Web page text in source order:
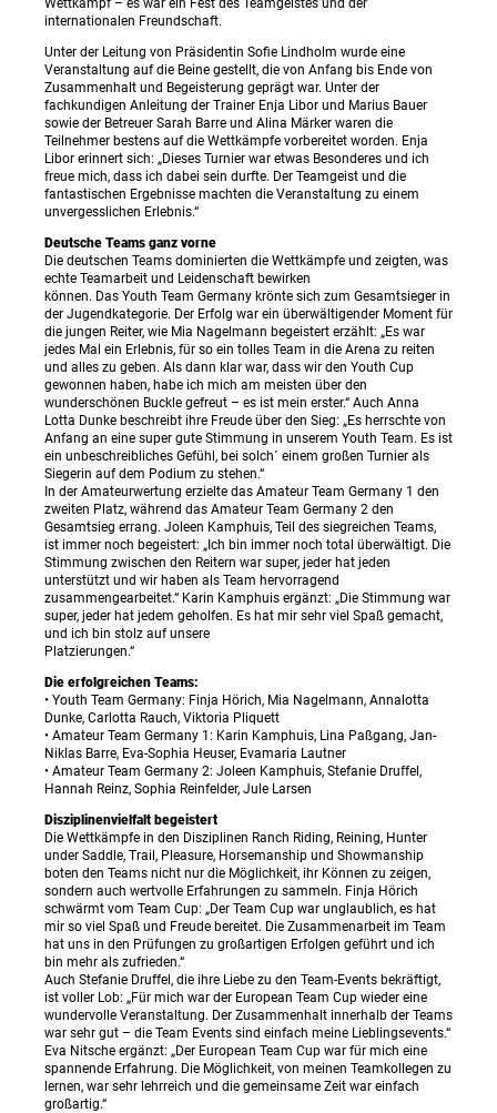
Wettkampf – es war ein Fest des Teamgeistes und der
internationalen Freundschaft.
Unter der Leitung von Präsidentin Sofie Lindholm wurde eine
Veranstaltung auf die Beine gestellt, die von Anfang bis Ende von
Zusammenhalt und Begeisterung geprägt war. Unter der
fachkundigen Anleitung der Trainer Enja Libor und Marius Bauer
sowie der Betreuer Sarah Barre und Alina Märker waren die
Teilnehmer bestens auf die Wettkämpfe vorbereitet worden. Enja
Libor erinnert sich: „Dieses Turnier war etwas Besonderes und ich
freue mich, dass ich dabei sein durfte. Der Teamgeist und die
fantastischen Ergebnisse machten die Veranstaltung zu einem
unvergesslichen Erlebnis.“
Deutsche Teams ganz vorne
Die deutschen Teams dominierten die Wettkämpfe und zeigten, was
echte Teamarbeit und Leidenschaft bewirken
können. Das Youth Team Germany krönte sich zum Gesamtsieger in
der Jugendkategorie. Der Erfolg war ein überwältigender Moment für
die jungen Reiter, wie Mia Nagelmann begeistert erzählt: „Es war
jedes Mal ein Erlebnis, für so ein tolles Team in die Arena zu reiten
und alles zu geben. Als dann klar war, dass wir den Youth Cup
gewonnen haben, habe ich mich am meisten über den
wunderschönen Buckle gefreut – es ist mein erster.“ Auch Anna
Lotta Dunke beschreibt ihre Freude über den Sieg: „Es herrschte von
Anfang an eine super gute Stimmung in unserem Youth Team. Es ist
ein unbeschreibliches Gefühl, bei solch´ einem großen Turnier als
Siegerin auf dem Podium zu stehen.“
In der Amateurwertung erzielte das Amateur Team Germany 1 den
zweiten Platz, während das Amateur Team Germany 2 den
Gesamtsieg errang. Joleen Kamphuis, Teil des siegreichen Teams,
ist immer noch begeistert: „Ich bin immer noch total überwältigt. Die
Stimmung zwischen den Reitern war super, jeder hat jeden
unterstützt und wir haben als Team hervorragend
zusammengearbeitet.“ Karin Kamphuis ergänzt: „Die Stimmung war
super, jeder hat jedem geholfen. Es hat mir sehr viel Spaß gemacht,
und ich bin stolz auf unsere
Platzierungen.“
Die erfolgreichen Teams:
• Youth Team Germany: Finja Hörich, Mia Nagelmann, Annalotta
Dunke, Carlotta Rauch, Viktoria Pliquett
• Amateur Team Germany 1: Karin Kamphuis, Lina Paßgang, Jan-
Niklas Barre, Eva-Sophia Heuser, Evamaria Lautner
• Amateur Team Germany 2: Joleen Kamphuis, Stefanie Druffel,
Hannah Reinz, Sophia Reinfelder, Jule Larsen
Disziplinenvielfalt begeistert
Die Wettkämpfe in den Disziplinen Ranch Riding, Reining, Hunter
under Saddle, Trail, Pleasure, Horsemanship und Showmanship
boten den Teams nicht nur die Möglichkeit, ihr Können zu zeigen,
sondern auch wertvolle Erfahrungen zu sammeln. Finja Hörich
schwärmt vom Team Cup: „Der Team Cup war unglaublich, es hat
mir so viel Spaß und Freude bereitet. Die Zusammenarbeit im Team
hat uns in den Prüfungen zu großartigen Erfolgen geführt und ich
bin mehr als zufrieden.“
Auch Stefanie Druffel, die ihre Liebe zu den Team-Events bekräftigt,
ist voller Lob: „Für mich war der European Team Cup wieder eine
wundervolle Veranstaltung. Der Zusammenhalt innerhalb der Teams
war sehr gut – die Team Events sind einfach meine Lieblingsevents.“
Eva Nitsche ergänzt: „Der European Team Cup war für mich eine
spannende Erfahrung. Die Möglichkeit, von meinen Teamkollegen zu
lernen, war sehr lehrreich und die gemeinsame Zeit war einfach
großartig.“